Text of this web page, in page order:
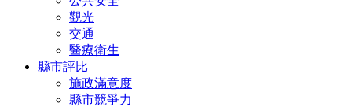
觀光
交通
醫療衛生
縣市評比
施政滿意度
縣市競爭力